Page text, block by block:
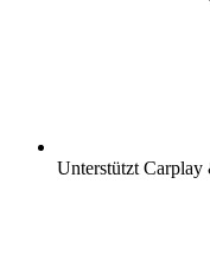
Unterstützt